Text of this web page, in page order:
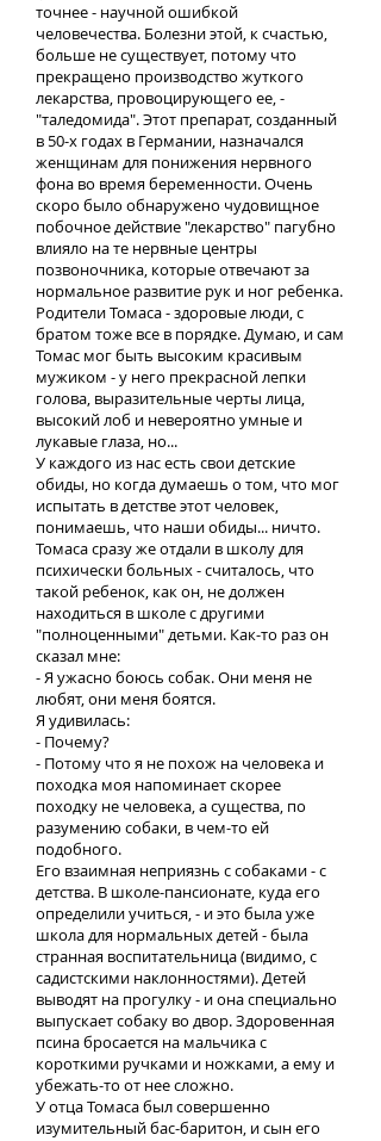
точнее - научной ошибкой
человечества. Болезни этой, к счастью,
больше не существует, потому что
прекращено производство жуткого
лекарства, провоцирующего ее, -
"таледомида". Этот препарат, созданный
в 50-х годах в Германии, назначался
женщинам для понижения нервного
фона во время беременности. Очень
скоро было обнаружено чудовищное
побочное действие "лекарство" пагубно
влияло на те нервные центры
позвоночника, которые отвечают за
нормальное развитие рук и ног ребенка.
Родители Томаса - здоровые люди, с
братом тоже все в порядке. Думаю, и сам
Томас мог быть высоким красивым
мужиком - у него прекрасной лепки
голова, выразительные черты лица,
высокий лоб и невероятно умные и
лукавые глаза, но...
У каждого из нас есть свои детские
обиды, но когда думаешь о том, что мог
испытать в детстве этот человек,
понимаешь, что наши обиды... ничто.
Томаса сразу же отдали в школу для
психически больных - считалось, что
такой ребенок, как он, не должен
находиться в школе с другими
"полноценными" детьми. Как-то раз он
сказал мне:
- Я ужасно боюсь собак. Они меня не
любят, они меня боятся.
Я удивилась:
- Почему?
- Потому что я не похож на человека и
походка моя напоминает скорее
походку не человека, а существа, по
разумению собаки, в чем-то ей
подобного.
Его взаимная неприязнь с собаками - с
детства. В школе-пансионате, куда его
определили учиться, - и это была уже
школа для нормальных детей - была
странная воспитательница (видимо, с
садистскими наклонностями). Детей
выводят на прогулку - и она специально
выпускает собаку во двор. Здоровенная
псина бросается на мальчика с
короткими ручками и ножками, а ему и
убежать-то от нее сложно.
У отца Томаса был совершенно
изумительный бас-баритон, и сын его